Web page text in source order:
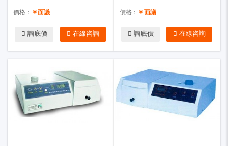
價格： ￥面議
詢底價 在線咨詢
價格： ￥面議
詢底價 在線咨詢